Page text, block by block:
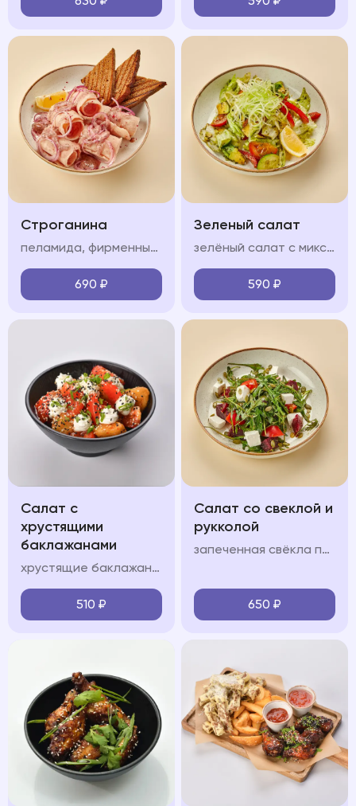
Строганина
пеламида, фирменный соус, красный лук, лимон, тост из черного хлеба
690 ₽
Зеленый салат
зелёный салат с миксом салата, огурцом, болгарским перцем, сельдереем, авокадо, черри и соусом песто
590 ₽
Салат с
хрустящими
баклажанами
хрустящие баклажаны подаются с помидорами, сливочным сыром, пикантной заправкой, зеленым луком и кинзой
510 ₽
Салат со свеклой и
рукколой
запеченная свёкла подается с сыром фета, орехово-медовой заправкой и тыквенными семечками с добавлением руколы
650 ₽